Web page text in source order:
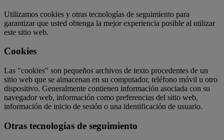
Utilizamos cookies y otras tecnologías de seguimiento para
garantizar que usted obtenga la mejor experiencia posible al utilizar
este sitio web.
Cookies
Las "cookies" son pequeños archivos de texto procedentes de un
sitio web que se almacenan en su computador, teléfono móvil u otro
dispositivo. Generalmente contienen información asociada con su
navegador web, información como preferencias del sitio web,
información de inicio de sesión o una identificación de usuario.
Otras tecnologías de seguimiento